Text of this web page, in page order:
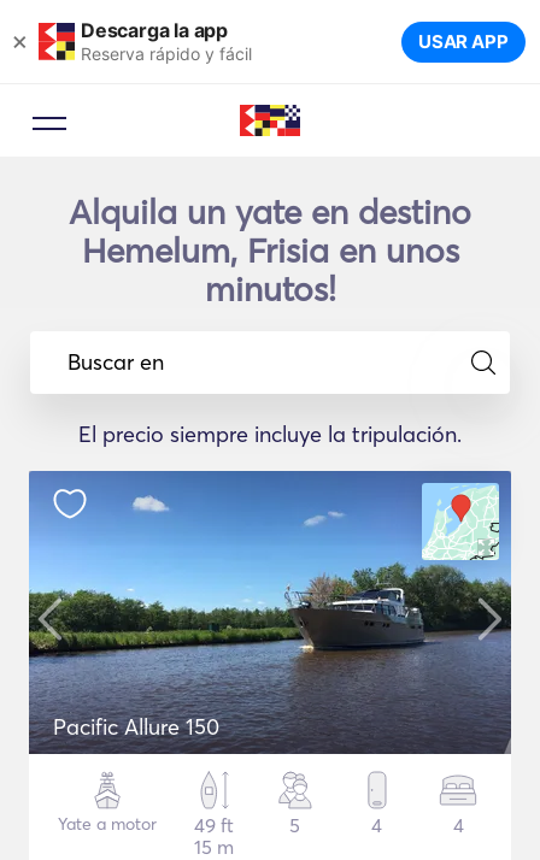
× Descarga la app
Reserva rápido y fácil USAR APP
Alquila un yate en destino
Hemelum, Frisia en unos
minutos!
Buscar en
El precio siempre incluye la tripulación.
Pacific Allure 150
Yate a motor
49 ft
15 m
5 4 4